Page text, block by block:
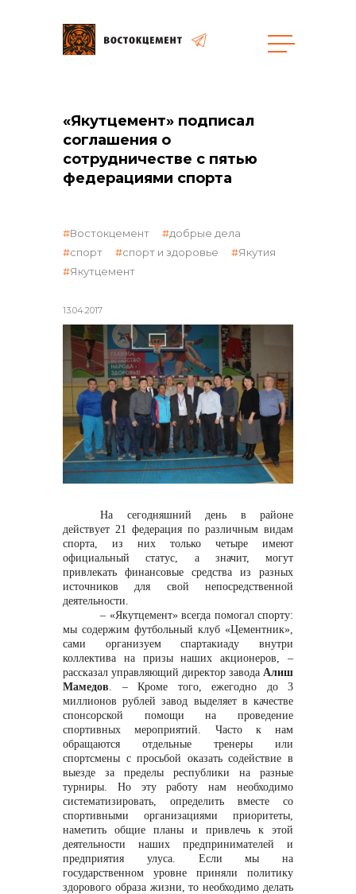
Закупки
общая информация
объявленные закупки
реализация неликвидов
контакты отдела закупок
Контакты
+7 (423) 234 50 50
info@vostokcement.ru
«Якутцемент» подписал
соглашения о
сотрудничестве с пятью
федерациями спорта
13.04.2017
Востокцемент
добрые дела
спорт
спорт и здоровье
Якутия
Якутцемент
На сегодняшний день в районе
действует 21 федерация по различным видам
спорта, из них только четыре имеют
официальный статус, а значит, могут
привлекать финансовые средства из разных
источников для свой непосредственной
деятельности.
– «Якутцемент» всегда помогал спорту:
мы содержим футбольный клуб «Цементник»,
сами организуем спартакиаду внутри
коллектива на призы наших акционеров, –
рассказал управляющий директор завода Алиш
Мамедов. – Кроме того, ежегодно до 3
миллионов рублей завод выделяет в качестве
спонсорской помощи на проведение
спортивных мероприятий. Часто к нам
обращаются отдельные тренеры или
спортсмены с просьбой оказать содействие в
выезде за пределы республики на разные
турниры. Но эту работу нам необходимо
систематизировать, определить вместе со
спортивными организациями приоритеты,
наметить общие планы и привлечь к этой
деятельности наших предпринимателей и
предприятия улуса. Если мы на
государственном уровне приняли политику
здорового образа жизни, то необходимо делать